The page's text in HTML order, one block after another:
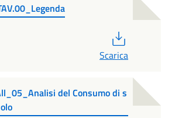
Scarica
del Consumo di s